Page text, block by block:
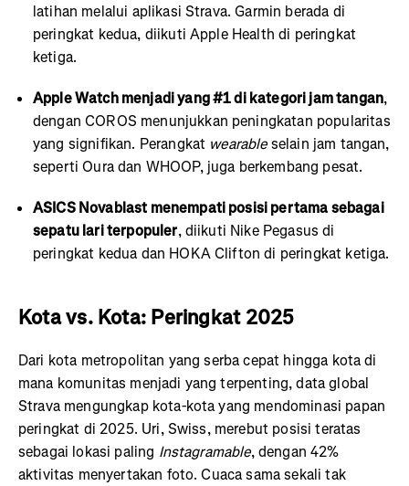
latihan melalui aplikasi Strava. Garmin berada di
peringkat kedua, diikuti Apple Health di peringkat
ketiga.
Apple Watch menjadi yang #1 di kategori jam tangan,
dengan COROS menunjukkan peningkatan popularitas
yang signifikan. Perangkat wearableselain jam tangan,
seperti Oura dan WHOOP, juga berkembang pesat.
ASICS Novablast menempati posisi pertama sebagai
sepatu lari terpopuler, diikuti Nike Pegasus di
peringkat kedua dan HOKA Clifton di peringkat ketiga.
Kota vs. Kota: Peringkat 2025
Dari kota metropolitan yang serba cepat hingga kota di
mana komunitas menjadi yang terpenting, data global
Strava mengungkap kota-kota yang mendominasi papan
peringkat di 2025. Uri, Swiss, merebut posisi teratas
sebagai lokasi paling Instagramable, dengan 42%
aktivitas menyertakan foto. Cuaca sama sekali tak